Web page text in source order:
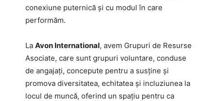
conexiune puternică și cu modul în care
performăm.
La Avon International, avem Grupuri de Resurse
Asociate, care sunt grupuri voluntare, conduse
de angajați, concepute pentru a susține și
promova diversitatea, echitatea și incluziunea la
locul de muncă, oferind un spațiu pentru ca